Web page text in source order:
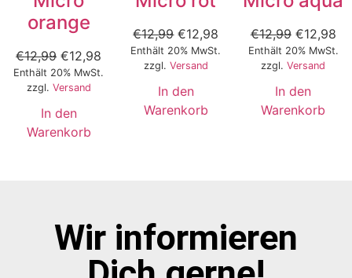
orange
€12,99 €12,98
Enthält 20% MwSt.
zzgl. Versand
In den
Warenkorb
€12,99 €12,98
Enthält 20% MwSt.
zzgl. Versand
In den
Warenkorb
€12,99 €12,98
Enthält 20% MwSt.
zzgl.Versand
In den
Warenkorb
Wir informieren